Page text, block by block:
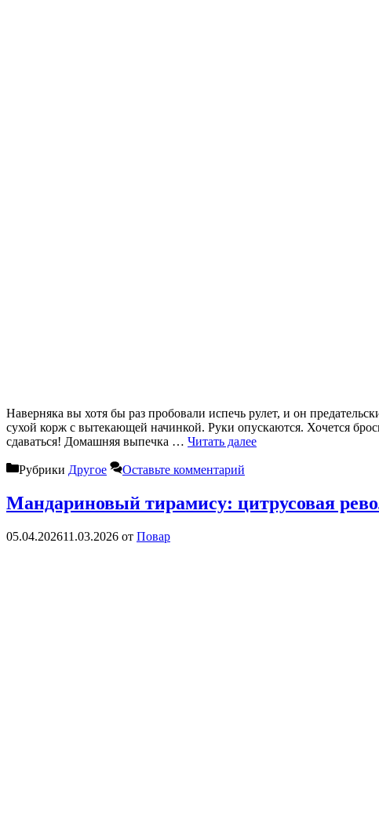
Наверняка вы хотя бы раз пробовали испечь рулет, и он
сухой корж с вытекающей начинкой. Руки опускаются. Хочется
сдаваться! Домашняя выпечка … Читать далее
Рубрики Другое Оставьте комментарий
Мандариновый тирамису: цитрусовая
05.04.202611.03.2026 от Повар